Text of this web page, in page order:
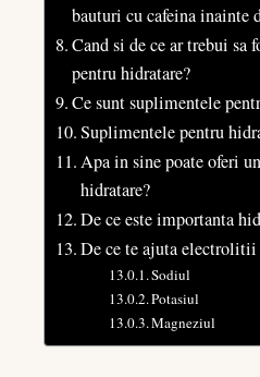
bauturi cu cafeina inainte
Cand si de ce ar trebui sa
pentru hidratare?
Ce sunt suplimentele
Suplimentele pentru
Apa in sine poate oferi
hidratare?
De ce este importanta
De ce te ajuta electrolitii
Sodiul
Potasiul
Magneziul